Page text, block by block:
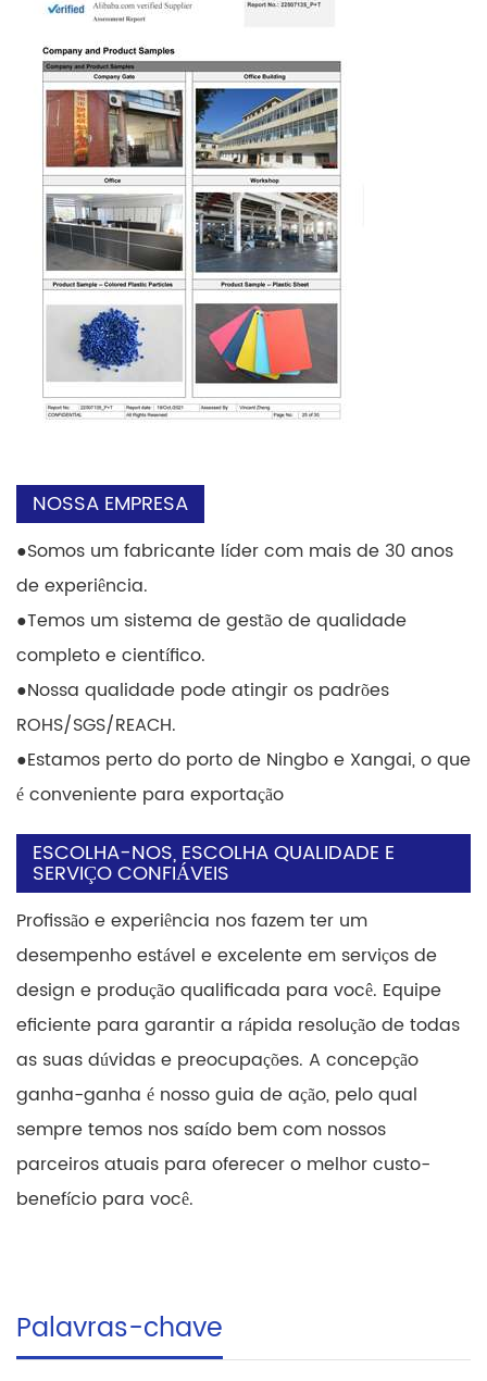
NOSSA EMPRESA
●Somos um fabricante líder com mais de 30 anos
de experiência.
●Temos um sistema de gestão de qualidade
completo e científico.
●Nossa qualidade pode atingir os padrões
ROHS/SGS/REACH.
●Estamos perto do porto de Ningbo e Xangai, o que
é conveniente para exportação
ESCOLHA-NOS, ESCOLHA QUALIDADE E
SERVIÇO CONFIÁVEIS
Profissão e experiência nos fazem ter um
desempenho estável e excelente em serviços de
design e produção qualificada para você. Equipe
eficiente para garantir a rápida resolução de todas
as suas dúvidas e preocupações. A concepção
ganha-ganha é nosso guia de ação, pelo qual
sempre temos nos saído bem com nossos
parceiros atuais para oferecer o melhor custo-
benefício para você.
Palavras-chave